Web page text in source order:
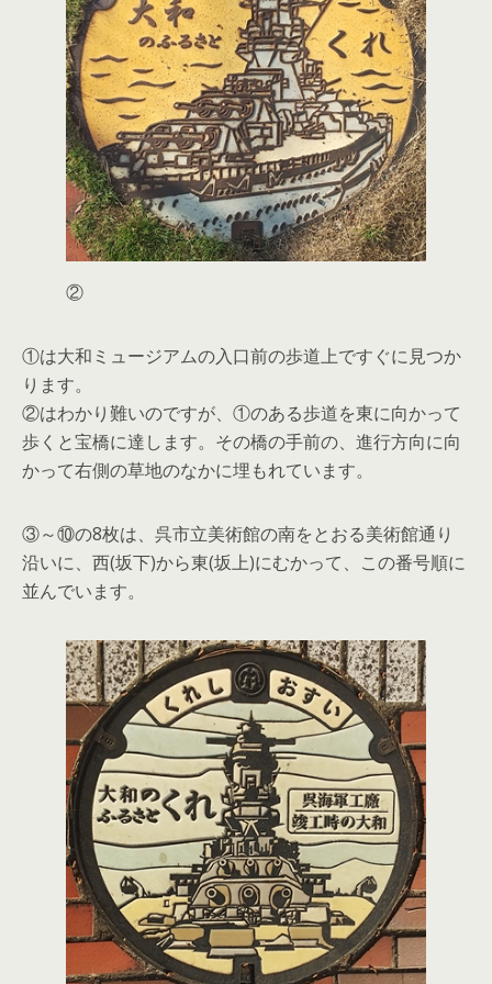
②
①は大和ミュージアムの入口前の歩道上ですぐに見つか
ります。
②はわかり難いのですが、①のある歩道を東に向かって
歩くと宝橋に達します。その橋の手前の、進行方向に向
かって右側の草地のなかに埋もれています。
③～⑩の8枚は、呉市立美術館の南をとおる美術館通り
沿いに、西(坂下)から東(坂上)にむかって、この番号順に
並んでいます。